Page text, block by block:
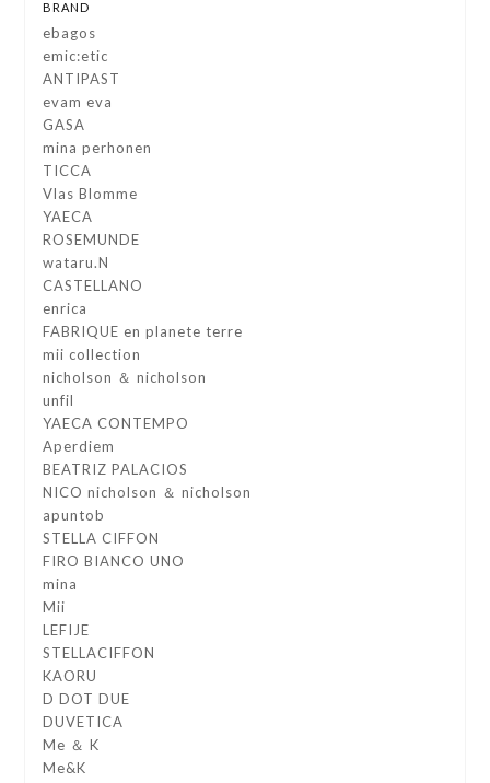
BRAND
ebagos
emic:etic
ANTIPAST
evam eva
GASA
mina perhonen
TICCA
Vlas Blomme
YAECA
ROSEMUNDE
wataru.N
CASTELLANO
enrica
FABRIQUE en planete terre
mii collection
nicholson ＆ nicholson
unfil
YAECA CONTEMPO
Aperdiem
BEATRIZ PALACIOS
NICO nicholson ＆ nicholson
apuntob
STELLA CIFFON
FIRO BIANCO UNO
mina
Mii
LEFIJE
STELLACIFFON
KAORU
D DOT DUE
DUVETICA
Me ＆ K
Me&K